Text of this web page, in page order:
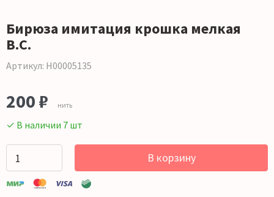
Бирюза имитация крошка мелкая
В.С.
Артикул: Н00005135
200 ₽ нить
✓ В наличии 7 шт
В корзину